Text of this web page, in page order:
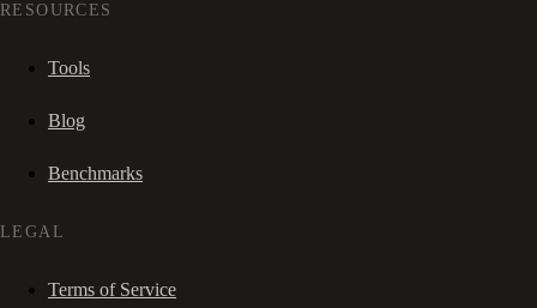
RESOURCES
Tools
Blog
Benchmarks
LEGAL
Terms of Service